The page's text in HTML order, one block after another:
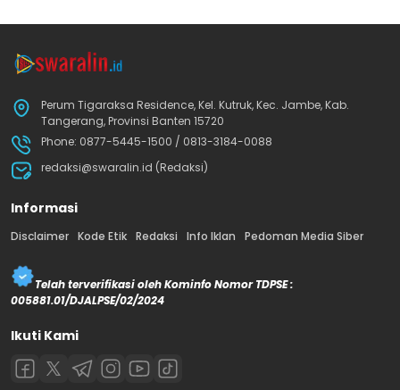
Perum Tigaraksa Residence, Kel. Kutruk, Kec. Jambe, Kab.
Tangerang, Provinsi Banten 15720
Phone: 0877-5445-1500 / 0813-3184-0088
redaksi@swaralin.id (Redaksi)
Informasi
Disclaimer Kode Etik Redaksi Info Iklan Pedoman Media Siber
Telah terverifikasi oleh Kominfo Nomor TDPSE :
005881.01/DJALPSE/02/2024
Ikuti Kami